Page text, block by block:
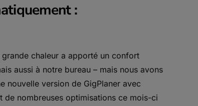
:
chaleur a apporté un confort
aussi à notre bureau – mais nous avons
nouvelle version de GigPlaner avec
de nombreuses optimisations ce mois-ci